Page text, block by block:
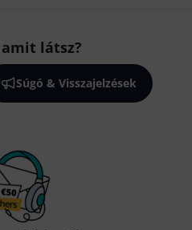
látsz?
Súgó & Visszajelzések